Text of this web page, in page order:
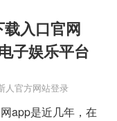
入口官网
子娱乐平台
人官方网站登录
app是近几年，在